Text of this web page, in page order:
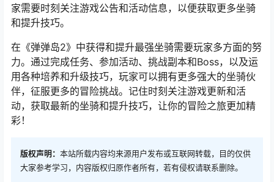
家需要时刻关注游戏公告和活动信息，以便获取更多坐骑
和提升技巧。
在《弹弹岛2》中获得和提升最强坐骑需要玩家多方面的努
力。通过完成任务、参加活动、挑战副本和Boss，以及运
用各种培养和升级技巧，玩家可以拥有更多强大的坐骑伙
伴，征服更多的冒险挑战。记住时刻关注游戏更新和活
动，获取最新的坐骑和提升技巧，让你的冒险之旅更加精
彩！
版权声明： 本站所载内容均来源用户发布或互联网转载，目的仅供
大家参考学习，内容版权归原作者所有，若有侵权请联系删除。